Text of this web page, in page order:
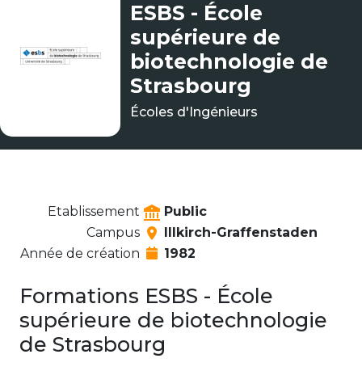
ESBS - École
supérieure de
biotechnologie de
Strasbourg
Écoles d'Ingénieurs
Etablissement
Public
Campus
Illkirch-Graffenstaden
Année de création
1982
Formations ESBS - École
supérieure de biotechnologie
de Strasbourg